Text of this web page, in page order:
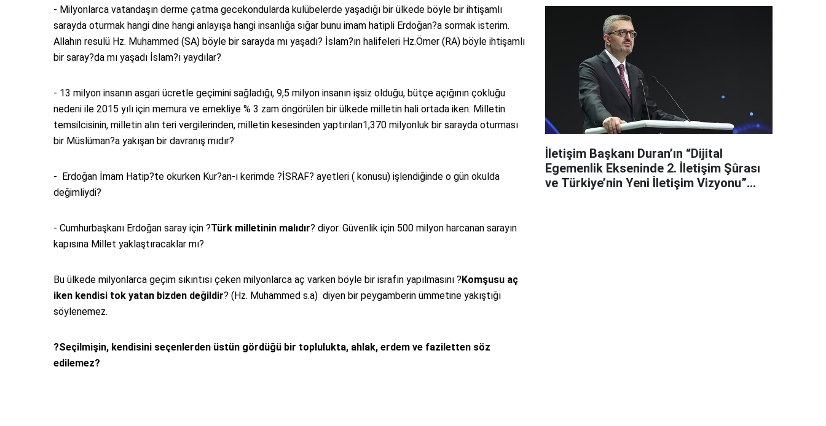
- Milyonlarca vatandaşın derme çatma gecekondularda kulübelerde yaşadığı bir ülkede böyle bir ihtişamlı
sarayda oturmak hangi dine hangi anlayışa hangi insanlığa sığar bunu imam hatipli Erdoğan?a sormak isterim.
Allahın resulü Hz. Muhammed (SA) böyle bir sarayda mı yaşadı? İslam?ın halifeleri Hz.Ömer (RA) böyle ihtişamlı
bir saray?da mı yaşadı İslam?ı yaydılar?
- 13 milyon insanın asgari ücretle geçimini sağladığı, 9,5 milyon insanın işsiz olduğu, bütçe açığının çokluğu
nedeni ile 2015 yılı için memura ve emekliye % 3 zam öngörülen bir ülkede milletin hali ortada iken. Milletin
temsilcisinin, milletin alın teri vergilerinden, milletin kesesinden yaptırılan1,370 milyonluk bir sarayda oturması
bir Müslüman?a yakışan bir davranış mıdır?
- Erdoğan İmam Hatip?te okurken Kur?an-ı kerimde ?İSRAF? ayetleri ( konusu) işlendiğinde o gün okulda
değimliydi?
- Cumhurbaşkanı Erdoğan saray için ?Türk milletinin malıdır? diyor. Güvenlik için 500 milyon harcanan sarayın
kapısına Millet yaklaştıracaklar mı?
Bu ülkede milyonlarca geçim sıkıntısı çeken milyonlarca aç varken böyle bir israfın yapılmasını ?Komşusu aç
iken kendisi tok yatan bizden değildir? (Hz. Muhammed s.a) diyen bir peygamberin ümmetine yakıştığı
söylenemez.
?Seçilmişin, kendisini seçenlerden üstün gördüğü bir toplulukta, ahlak, erdem ve faziletten söz
edilemez?
İletişim Başkanı Duran’ın “Dijital
Egemenlik Ekseninde 2. İletişim Şûrası
ve Türkiye’nin Yeni İletişim Vizyonu”